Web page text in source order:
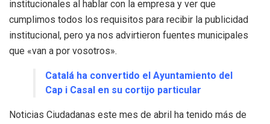
institucionales al hablar con la empresa y ver que
cumplimos todos los requisitos para recibir la publicidad
institucional, pero ya nos advirtieron fuentes municipales
que «van a por vosotros».
Catalá ha convertido el Ayuntamiento del
Cap i Casal en su cortijo particular
Noticias Ciudadanas este mes de abril ha tenido más de